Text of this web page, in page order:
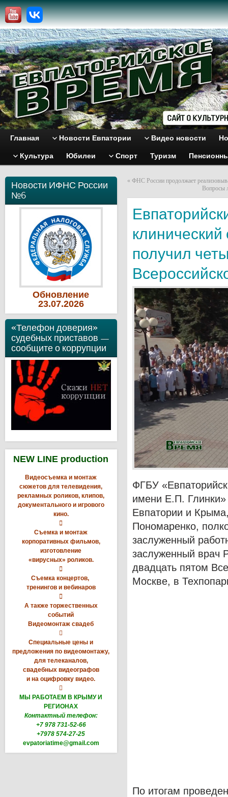
Главная Новости Евпатории Видео новости
Культура Юбилеи Спорт Туризм
Новости ИФНС России
№6
Обновление
23.07.2026
«Телефон доверия»
судебных приставов —
сообщите о коррупции
NEW LINE production
Видеосъемка и монтаж
сюжетов для телевидения,
рекламных роликов, клипов,
документального и игрового
кино.

Съемка и монтаж
корпоративных фильмов,
изготовление
«вирусных» роликов.

Съемка концертов,
тренингов и вебинаров

А также торжественных
событий
Видеомонтаж свадеб

Специальные цены и
предложения по видеомонтажу,
для телеканалов,
свадебных видеографов
и на оцифровку видео.

МЫ РАБОТАЕМ В КРЫМУ И
РЕГИОНАХ
Контактный телефон:
+7 978 731-52-66
+7978 574-27-25
evpatoriatime@gmail.com
« ФНС России продолжает
Вопросы
получил
ФГБУ
имени Е.П. Глинки»
Евпатории и
Пономаренко,
заслуженный
заслуженный врач
двадцать пятом
Москве, в
По итогам